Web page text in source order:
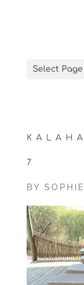
Select Page
7
BY